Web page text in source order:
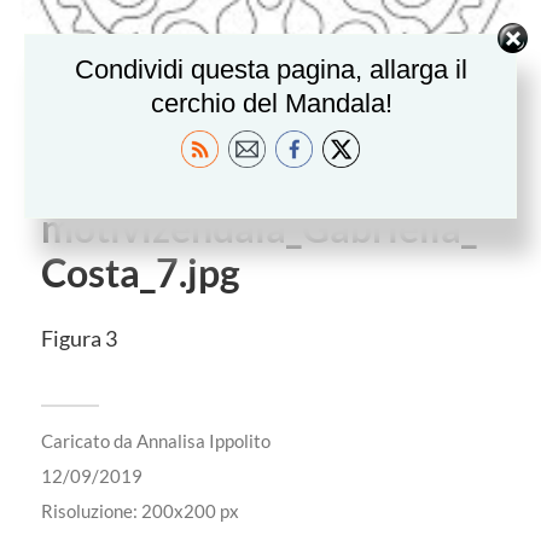
motivizendala_Gabriella_
Costa_7.jpg
Figura 3
Caricato da Annalisa Ippolito
12/09/2019
Risoluzione: 200x200 px
Condividi questa pagina, allarga il
cerchio del Mandala!